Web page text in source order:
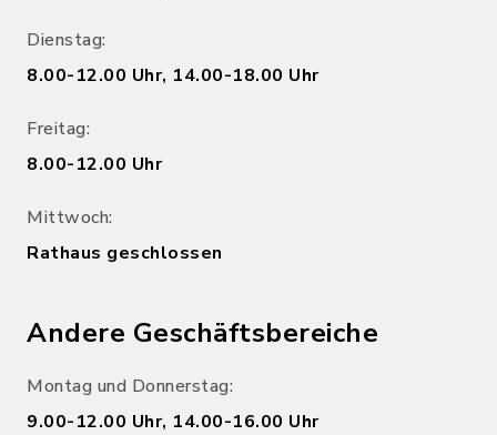
Dienstag:
8.00-12.00 Uhr, 14.00-18.00 Uhr
Freitag:
8.00-12.00 Uhr
Mittwoch:
Rathaus geschlossen
Andere Geschäftsbereiche
Montag und Donnerstag:
9.00-12.00 Uhr, 14.00-16.00 Uhr